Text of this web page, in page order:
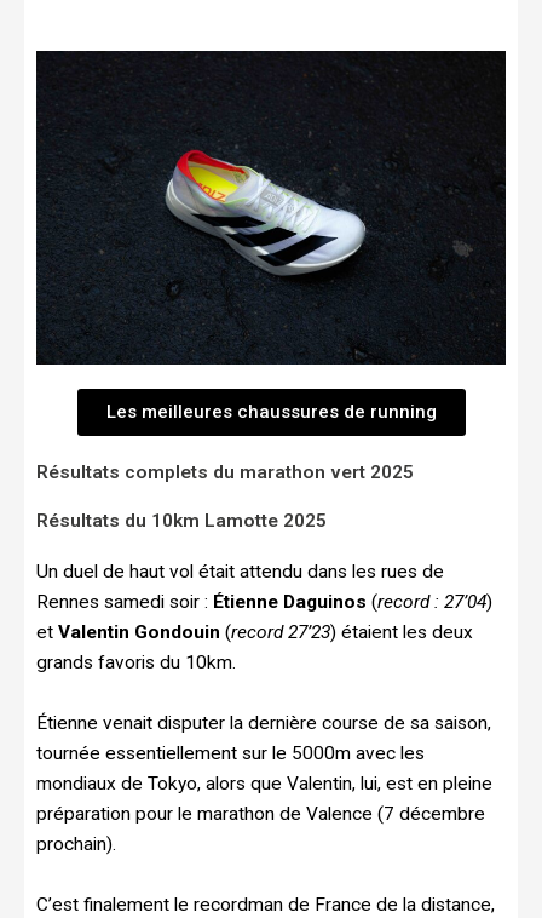
Les meilleures chaussures de running
Résultats complets du marathon vert 2025
Résultats du 10km Lamotte 2025
Un duel de haut vol était attendu dans les rues de
Rennes samedi soir : Étienne Daguinos (record : 27’04)
et Valentin Gondouin (record 27’23) étaient les deux
grands favoris du 10km.
Étienne venait disputer la dernière course de sa saison,
tournée essentiellement sur le 5000m avec les
mondiaux de Tokyo, alors que Valentin, lui, est en pleine
préparation pour le marathon de Valence (7 décembre
prochain).
C’est finalement le recordman de France de la distance,